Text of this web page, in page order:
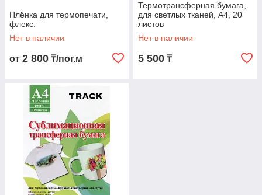
Плёнка для термопечати,
флекс.
Нет в наличии
от 2 800 ₸/пог.м
Термотрансферная бумага,
для светлых тканей, A4, 20
листов
Нет в наличии
5 500 ₸